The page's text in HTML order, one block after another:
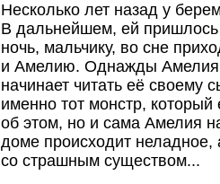
Несколько лет назад у
В дальнейшем, ей
ночь, мальчику, во сне
и Амелию. Однажды Амелия
начинает читать её своему
именно тот монстр,
об этом, но и сама Амелия
доме происходит
со страшным существом...